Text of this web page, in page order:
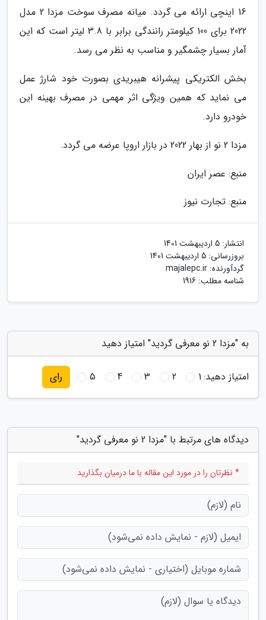
16 اینچی ارائه می گردد. میانه مصرف سوخت مزدا 2 مدل
2022 برای 100 کیلومتر رانندگی برابر با 3.8 لیتر است که این
آمار بسیار چشمگیر و مناسب به نظر می رسد.
بخش الکتریکی پیشرانه هیبریدی بصورت خود شارژ عمل
می نماید که همین ویژگی اثر مهمی در مصرف بهینه این
خودرو دارد.
مزدا 2 نو از بهار 2022 در بازار اروپا عرضه می گردد.
منبع: عصر ایران
منبع: تجارت نیوز
انتشار: 5 اردیبهشت 1401
بروزرسانی: 5 اردیبهشت 1401
گردآورنده: majalepc.ir
شناسه مطلب: 1916
به "مزدا 2 نو معرفی گردید" امتیاز دهید
امتیاز دهید:1
2
3
4
5 رای
دیدگاه های مرتبط با "مزدا 2 نو معرفی گردید"
* نظرتان را در مورد این مقاله با ما درمیان بگذارید